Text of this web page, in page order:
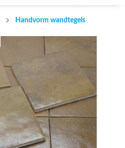
Handvorm wandtegels